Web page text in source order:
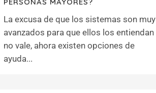
La excusa de que los sistemas son muy
avanzados para que ellos los entiendan
no vale, ahora existen opciones de
ayuda...